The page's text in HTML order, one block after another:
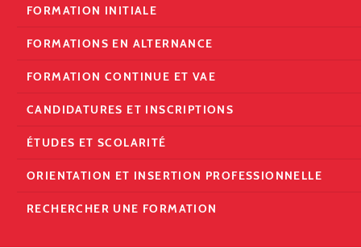
FORMATION INITIALE
FORMATIONS EN ALTERNANCE
FORMATION CONTINUE ET VAE
CANDIDATURES ET INSCRIPTIONS
ÉTUDES ET SCOLARITÉ
ORIENTATION ET INSERTION PROFESSIONNELLE
RECHERCHER UNE FORMATION